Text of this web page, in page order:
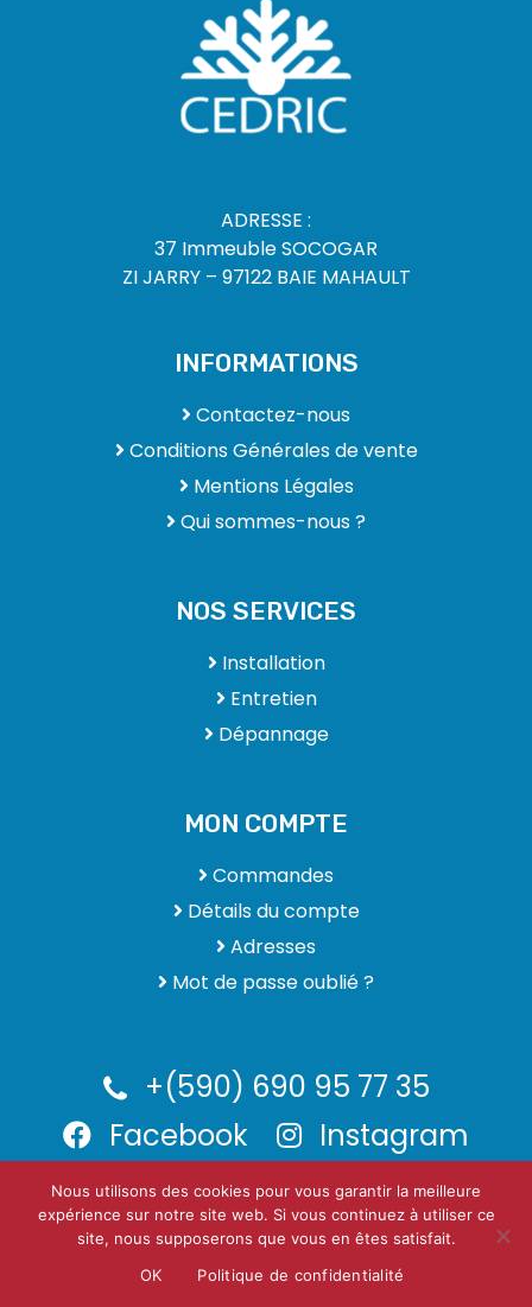
ADRESSE :
37 Immeuble SOCOGAR
ZI JARRY – 97122 BAIE MAHAULT
INFORMATIONS
Contactez-nous
Conditions Générales de vente
Mentions Légales
Qui sommes-nous ?
NOS SERVICES
Installation
Entretien
Dépannage
MON COMPTE
Commandes
Détails du compte
Adresses
Mot de passe oublié ?
+(590) 690 95 77 35
Facebook
Instagram
CEDRIC-CLIM.FR | Pour une climatisation toujours saine et
fraiche
Nous utilisons des cookies pour vous garantir la meilleure
expérience sur notre site web. Si vous continuez à utiliser ce
site, nous supposerons que vous en êtes satisfait.
OK
Politique de confidentialité